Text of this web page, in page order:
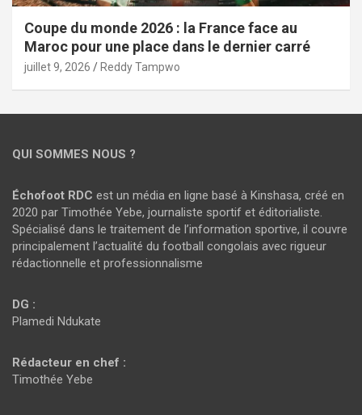
Coupe du monde 2026 : la France face au
Maroc pour une place dans le dernier carré
juillet 9, 2026 Reddy Tampwo
QUI SOMMES NOUS ?
Échofoot RDC est un média en ligne basé à Kinshasa, créé en
2020 par Timothée Yebe, journaliste sportif et éditorialiste.
Spécialisé dans le traitement de l’information sportive, il couvre
principalement l’actualité du football congolais avec rigueur
rédactionnelle et professionnalisme
DG :
Plamedi Ndukate
Rédacteur en chef :
Timothée Yebe